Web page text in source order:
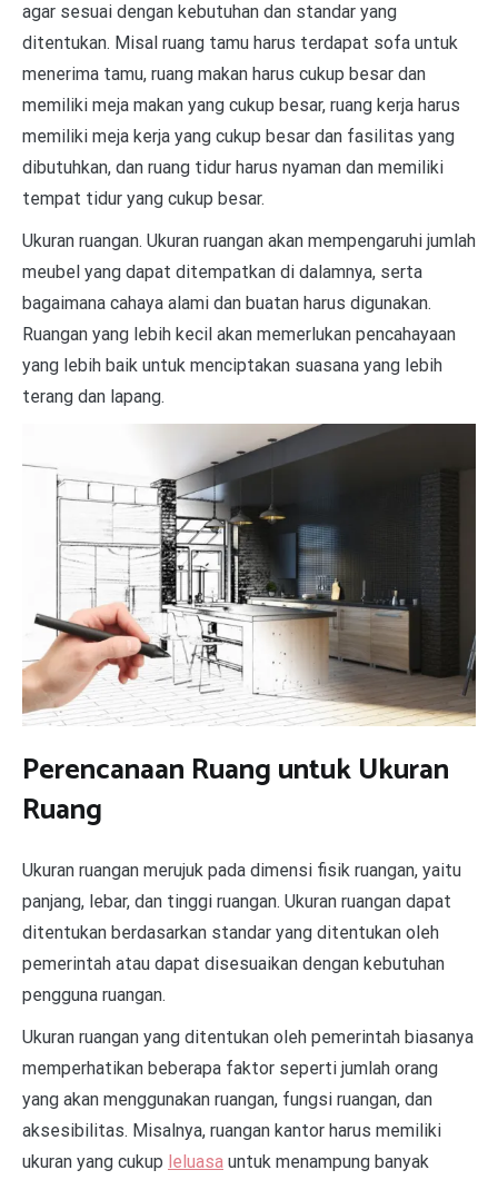
agar sesuai dengan kebutuhan dan standar yang
ditentukan. Misal ruang tamu harus terdapat sofa untuk
menerima tamu, ruang makan harus cukup besar dan
memiliki meja makan yang cukup besar, ruang kerja harus
memiliki meja kerja yang cukup besar dan fasilitas yang
dibutuhkan, dan ruang tidur harus nyaman dan memiliki
tempat tidur yang cukup besar.
Ukuran ruangan. Ukuran ruangan akan mempengaruhi jumlah
meubel yang dapat ditempatkan di dalamnya, serta
bagaimana cahaya alami dan buatan harus digunakan.
Ruangan yang lebih kecil akan memerlukan pencahayaan
yang lebih baik untuk menciptakan suasana yang lebih
terang dan lapang.
Perencanaan Ruang untuk Ukuran
Ruang
Ukuran ruangan merujuk pada dimensi fisik ruangan, yaitu
panjang, lebar, dan tinggi ruangan. Ukuran ruangan dapat
ditentukan berdasarkan standar yang ditentukan oleh
pemerintah atau dapat disesuaikan dengan kebutuhan
pengguna ruangan.
Ukuran ruangan yang ditentukan oleh pemerintah biasanya
memperhatikan beberapa faktor seperti jumlah orang
yang akan menggunakan ruangan, fungsi ruangan, dan
aksesibilitas. Misalnya, ruangan kantor harus memiliki
ukuran yang cukup leluasa untuk menampung banyak